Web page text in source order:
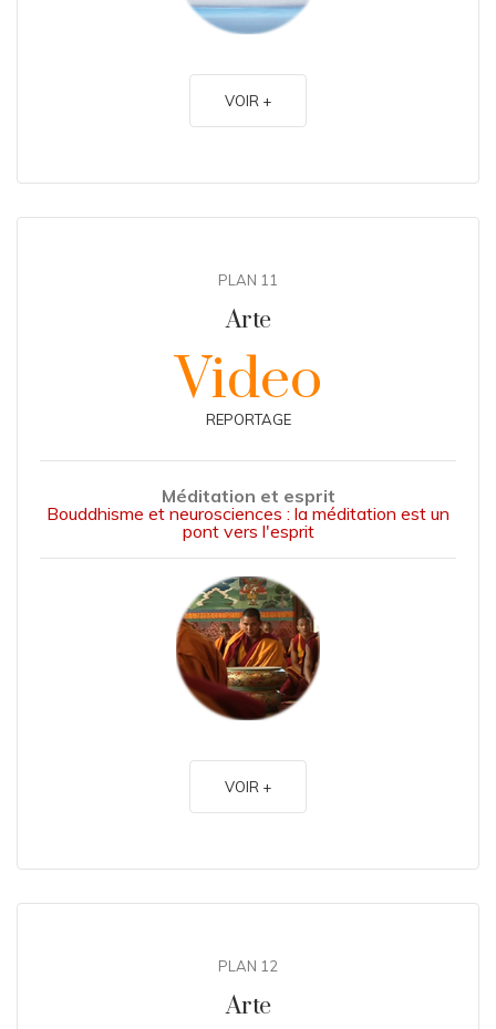
VOIR +
PLAN 11
Arte
Video
REPORTAGE
Méditation et esprit
Bouddhisme et neurosciences : la méditation est un
pont vers l'esprit
VOIR +
PLAN 12
Arte